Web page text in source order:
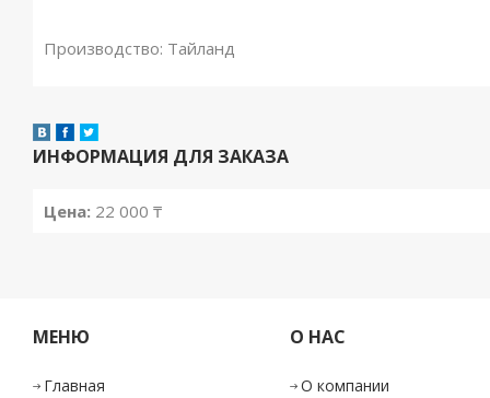
Производство: Тайланд
ИНФОРМАЦИЯ ДЛЯ ЗАКАЗА
Цена: 22 000 ₸
МЕНЮ
Главная
О НАС
О компании